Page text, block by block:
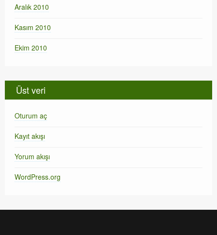
Aralık 2010
Kasım 2010
Ekim 2010
Üst veri
Oturum aç
Kayıt akışı
Yorum akışı
WordPress.org